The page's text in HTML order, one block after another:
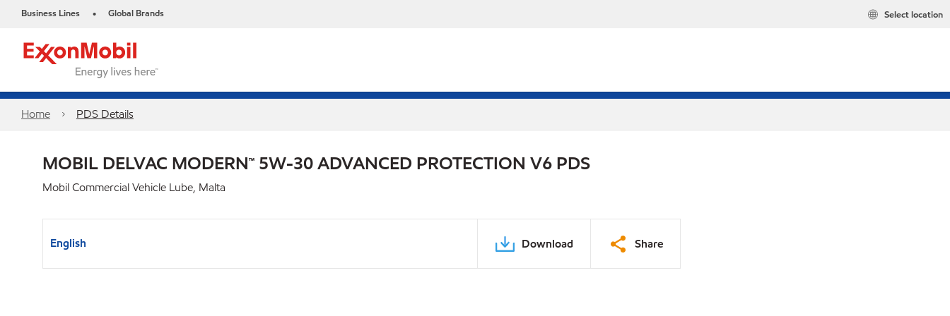
Business Lines • Global Brands Select location
Home PDS Details
MOBIL DELVAC MODERN™ 5W-30 ADVANCED PROTECTION V6 PDS
Mobil Commercial Vehicle Lube, Malta
English Download Share